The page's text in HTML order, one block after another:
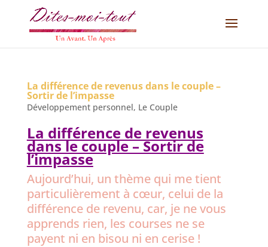
La différence de revenus dans le couple –
Sortir de l’impasse
Développement personnel, Le Couple
La différence de revenus
dans le couple – Sortir de
l’impasse
Aujourd’hui, un thème qui me tient
particulièrement à cœur, celui de la
différence de revenu, car, je ne vous
apprends rien, les courses ne se
payent ni en bisou ni en cerise !